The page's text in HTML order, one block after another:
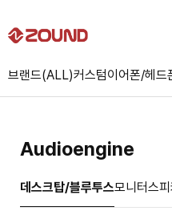
브랜드(ALL)커스텀이어폰/헤드
Audioengine
데스크탑/블루투스모니터스피